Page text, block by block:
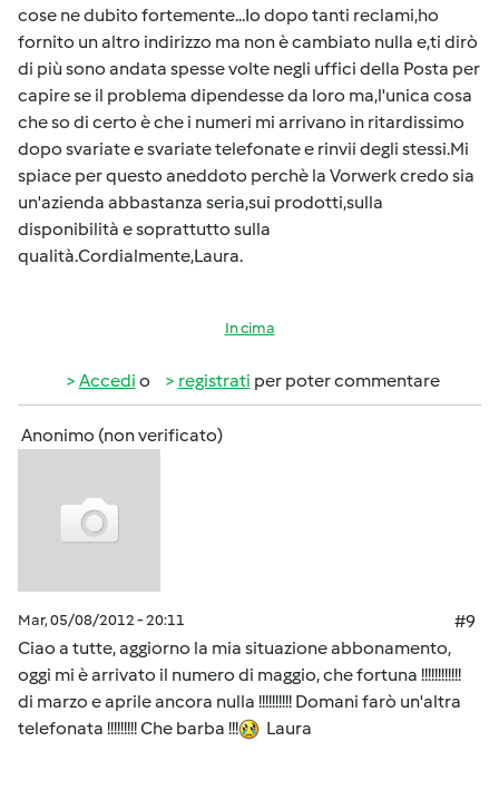
cose ne dubito fortemente...Io dopo tanti reclami,ho
fornito un altro indirizzo ma non è cambiato nulla e,ti dirò
di più sono andata spesse volte negli uffici della Posta per
capire se il problema dipendesse da loro ma,l'unica cosa
che so di certo è che i numeri mi arrivano in ritardissimo
dopo svariate e svariate telefonate e rinvii degli stessi.Mi
spiace per questo aneddoto perchè la Vorwerk credo sia
un'azienda abbastanza seria,sui prodotti,sulla
disponibilità e soprattutto sulla
qualità.Cordialmente,Laura.
In cima
Accedi o registrati per poter commentare
Anonimo (non verificato)
Mar, 05/08/2012 - 20:11
#9
Ciao a tutte, aggiorno la mia situazione abbonamento,
oggi mi è arrivato il numero di maggio, che fortuna !!!!!!!!!!!!
di marzo e aprile ancora nulla !!!!!!!!!! Domani farò un'altra
telefonata !!!!!!!!! Che barba !!!
Laura